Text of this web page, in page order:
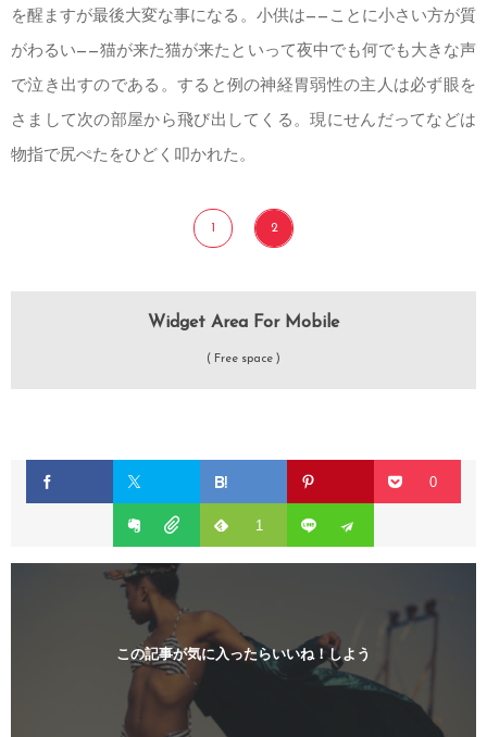
を醒ますが最後大変な事になる。小供は——ことに小さい方が質
がわるい——猫が来た猫が来たといって夜中でも何でも大きな声
で泣き出すのである。すると例の神経胃弱性の主人は必ず眼を
さまして次の部屋から飛び出してくる。現にせんだってなどは
物指で尻ぺたをひどく叩かれた。
2
Widget Area For Mobile
( Free space )
0
1
この記事が気に入ったらいいね！しよう